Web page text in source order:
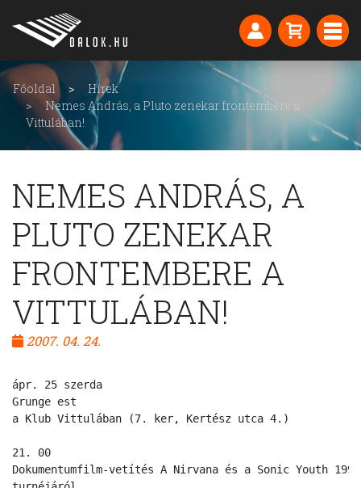
Főoldal
Hírek
Nemes András, a Pluto zenekar frontembere a
Vittulában!
NEMES ANDRÁS, A
PLUTO ZENEKAR
FRONTEMBERE A
VITTULÁBAN!
2007. 04. 24.
ápr. 25 szerda
Grunge est
a Klub Vittulában (7. ker, Kertész utca 4.)
21. 00
Dokumentumfilm-vetítés A Nirvana és a Sonic Youth